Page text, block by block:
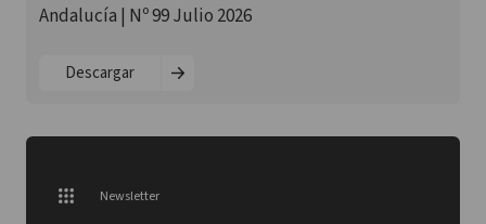
Andalucía | Nº 99 Julio 2026
Descargar
Newsletter